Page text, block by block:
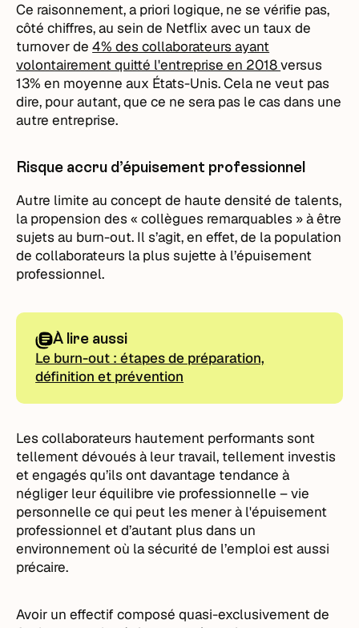
Ce raisonnement, a priori logique, ne se vérifie pas,
côté chiffres, au sein de Netflix avec un taux de
turnover de4% des collaborateurs ayant
volontairement quitté l'entreprise en 2018versus
13% en moyenne aux États-Unis. Cela ne veut pas
dire, pour autant, que ce ne sera pas le cas dans une
autre entreprise.
Risque accru d’épuisement professionnel
Autre limite au concept de haute densité de talents,
la propension des « collègues remarquables » à être
sujets au burn-out. Il s’agit, en effet, de la population
de collaborateurs la plus sujette à l’épuisement
professionnel.
À lire aussi
Le burn-out : étapes de préparation,
définition et prévention
Les collaborateurs hautement performants sont
tellement dévoués à leur travail, tellement investis
et engagés qu’ils ont davantage tendance à
négliger leur équilibre vie professionnelle – vie
personnelle ce qui peut les mener à l'épuisement
professionnel et d’autant plus dans un
environnement où la sécurité de l’emploi est aussi
précaire.
Avoir un effectif composé quasi-exclusivement de